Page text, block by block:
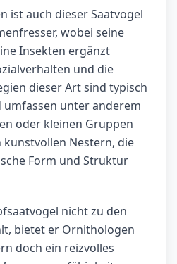
ist auch dieser Saatvogel
wobei seine
Insekten ergänzt
und die
dieser Art sind typisch
unter anderem
oder kleinen Gruppen
kunstvollen Nestern, die
Form und Struktur
nicht zu den
bietet er Ornithologen
doch ein reizvolles